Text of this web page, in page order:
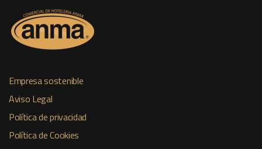
Empresa sostenible
Aviso Legal
Política de privacidad
Política de Cookies